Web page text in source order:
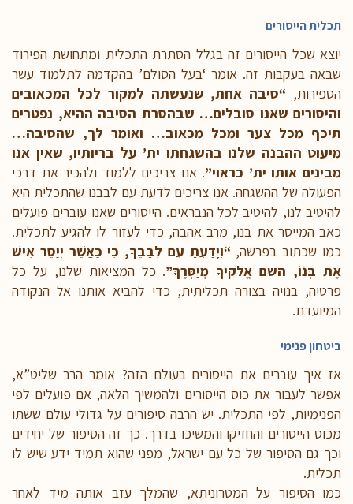
תכלית הייסורים
יוצא שכל הייסורים זה בגלל הסתרת התכלית ומתחושת הפירוד
שבאה בעקבות זה. אומר ‘בעל הסולם’ בהקדמה לתלמוד עשר
הספירות, “סיבה אחת, שנעשתה למקור לכל המכאובים
והיסורים שאנו סובלים… שבהסרת הסיבה ההיא, נפטרים
תיכף מכל צער ומכל מכאוב… ואומר לך, שהסיבה…
מיעוט ההבנה שלנו בהשגחתו ית’ על בריותיו, שאין אנו
מבינים אותו ית’ כראוי”. אנו צריכים ללמוד ולהכיר את דרכי
הפעולה של ההשגחה. אנו צריכים לדעת עם לבבנו שהתכלית היא
להיטיב לנו, להיטיב לכל הנבראים. הייסורים שאנו עוברים פועלים
כאב המייסר את בנו, מרב אהבה, כדי לעזור לו להגיע לתכלית.
כמו שכתוב בפרשה, “וְיָדַעְתָּ עִם לְבָבֶךָ, כִּי כַּאֲשֶׁר יְיַסֵּר אִישׁ
אֶת בְּנוֹ, השם אֱלֹקיךָ מְיַסְּרֶךָּ”. כל המציאות שלנו, על כל
פרטיה, בנויה בצורה תכליתית, כדי להביא אותנו אל הנקודה
המיועדת.
ביטחון פנימי
אז איך עוברים את הייסורים בעולם הזה? אומר הרב שליט”א,
אפשר לעבור את כוס הייסורים ולהמשיך הלאה, אם פועלים לפי
הפנימיות, לפי התכלית. יש הרבה סיפורים על גדולי עולם ששתו
מכוס הייסורים והחזיקו והמשיכו בדרך. כך זה הסיפור של יחידים
וכך גם הסיפור של כל עם ישראל, מפני שהוא תמיד ידע שיש לו
תכלית.
כמו הסיפור על המטרוניתא, שהמלך עזב אותה מיד לאחר